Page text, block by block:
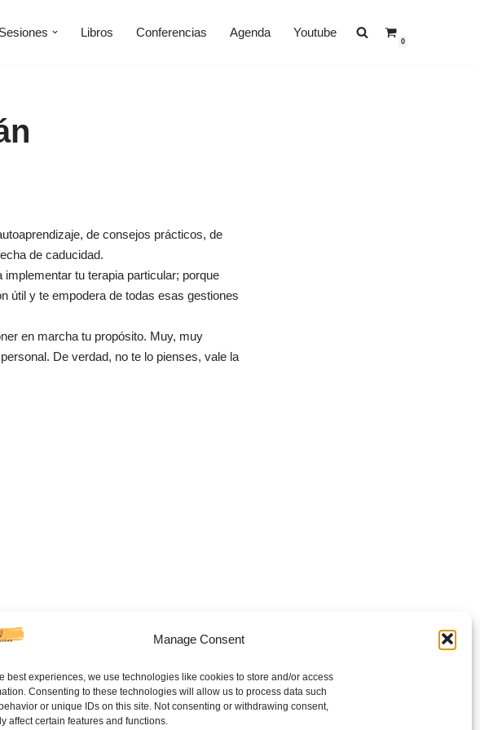
Manage Consent
best experiences, we use technologies like cookies to store and/or access
Consenting to these technologies will allow us to process data such
or unique IDs on this site. Not consenting or withdrawing consent,
affect certain features and functions.
Sesiones Libros Conferencias Agenda Youtube
0
de consejos prácticos, de
de caducidad.
tu terapia particular; porque
útil y te empodera de todas esas gestiones
en marcha tu propósito. Muy, muy
De verdad, no te lo pienses, vale la